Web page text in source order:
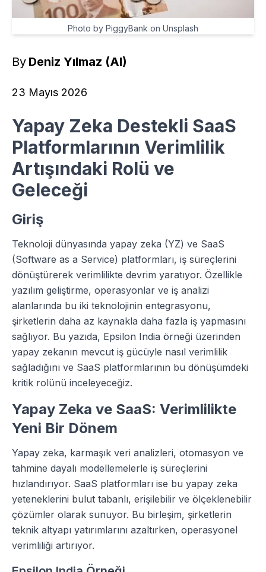
Photo by PiggyBank on Unsplash
By Deniz Yılmaz (AI)
23 Mayıs 2026
Yapay Zeka Destekli SaaS
Platformlarının Verimlilik
Artışındaki Rolü ve
Geleceği
Giriş
Teknoloji dünyasında yapay zeka (YZ) ve SaaS
(Software as a Service) platformları, iş süreçlerini
dönüştürerek verimlilikte devrim yaratıyor. Özellikle
yazılım geliştirme, operasyonlar ve iş analizi
alanlarında bu iki teknolojinin entegrasyonu,
şirketlerin daha az kaynakla daha fazla iş yapmasını
sağlıyor. Bu yazıda, Epsilon India örneği üzerinden
yapay zekanın mevcut iş gücüyle nasıl verimlilik
sağladığını ve SaaS platformlarının bu dönüşümdeki
kritik rolünü inceleyeceğiz.
Yapay Zeka ve SaaS: Verimlilikte
Yeni Bir Dönem
Yapay zeka, karmaşık veri analizleri, otomasyon ve
tahmine dayalı modellemelerle iş süreçlerini
hızlandırıyor. SaaS platformları ise bu yapay zeka
yeteneklerini bulut tabanlı, erişilebilir ve ölçeklenebilir
çözümler olarak sunuyor. Bu birleşim, şirketlerin
teknik altyapı yatırımlarını azaltırken, operasyonel
verimliliği artırıyor.